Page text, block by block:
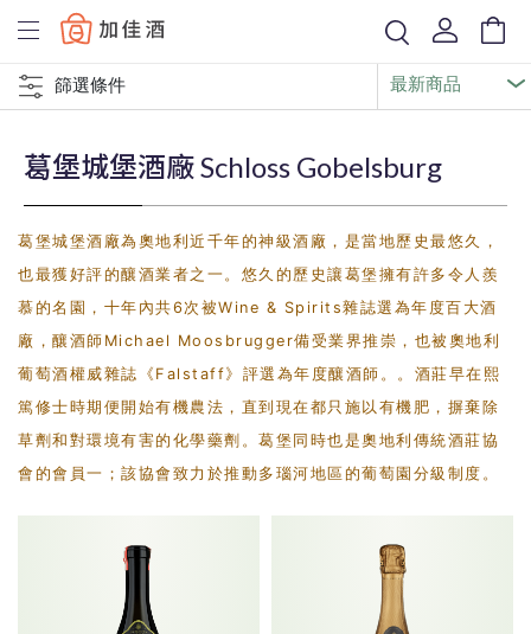
Baccus
篩選條件
葛堡城堡酒廠 Schloss Gobelsburg
葛堡城堡酒廠為奧地利近千年的神級酒廠，是當地歷史最悠久，
也最獲好評的釀酒業者之一。悠久的歷史讓葛堡擁有許多令人羨
慕的名園，十年內共6次被Wine & Spirits雜誌選為年度百大酒
廠，釀酒師Michael Moosbrugger備受業界推崇，也被奧地利
葡萄酒權威雜誌《Falstaff》評選為年度釀酒師。。酒莊早在熙
篤修士時期便開始有機農法，直到現在都只施以有機肥，摒棄除
草劑和對環境有害的化學藥劑。葛堡同時也是奧地利傳統酒莊協
會的會員一；該協會致力於推動多瑙河地區的葡萄園分級制度。